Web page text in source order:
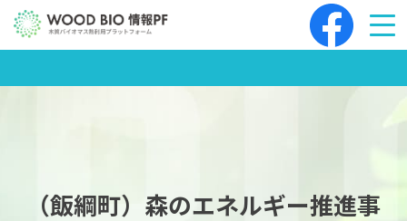
（飯綱町）森のエネルギー推進事